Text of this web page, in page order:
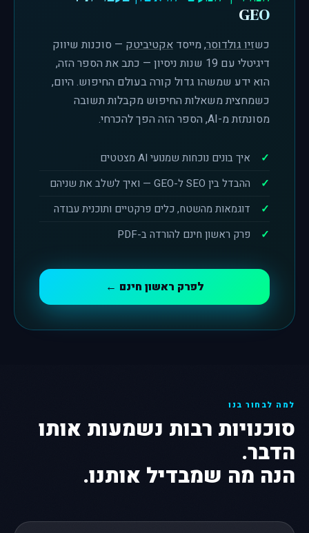
GEO
כשזיו גולדוסר, מייסד אקטיביטק — סוכנות שיווק
דיגיטלי עם 19 שנות ניסיון — כתב את הספר הזה,
הוא ידע שמשהו גדול קורה בעולם החיפוש. היום,
כשמחצית משאלות החיפוש מקבלות תשובה
מסונתזת מ-AI, הספר הזה הפך להכרחי.
איך בונים נוכחות שמנועי AI מצטטים
ההבדל בין SEO ל-GEO — ואיך לשלב את שניהם
דוגמאות מהשטח, כלים פרקטיים ותוכנית עבודה
פרק ראשון חינם להורדה ב-PDF
לפרק ראשון חינם ←
למה לבחור בנו
סוכנויות רבות נשמעות אותו
הדבר.
הנה מה שמבדיל אותנו.